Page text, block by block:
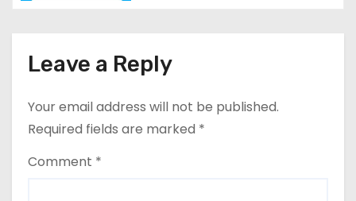
o
Leave a Reply
Your email address will not be published.
Required fields are marked *
Comment *